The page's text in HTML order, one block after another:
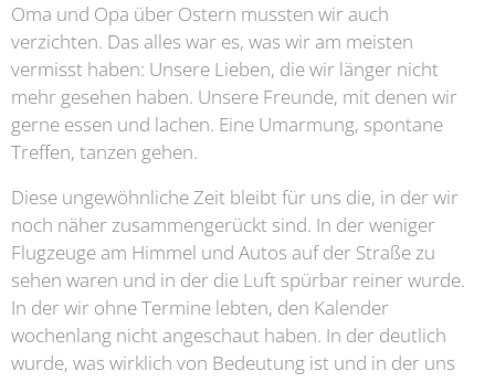
Oma und Opa über Ostern mussten wir auch
verzichten. Das alles war es, was wir am meisten
vermisst haben: Unsere Lieben, die wir länger nicht
mehr gesehen haben. Unsere Freunde, mit denen wir
gerne essen und lachen. Eine Umarmung, spontane
Treffen, tanzen gehen.
Diese ungewöhnliche Zeit bleibt für uns die, in der wir
noch näher zusammengerückt sind. In der weniger
Flugzeuge am Himmel und Autos auf der Straße zu
sehen waren und in der die Luft spürbar reiner wurde.
In der wir ohne Termine lebten, den Kalender
wochenlang nicht angeschaut haben. In der deutlich
wurde, was wirklich von Bedeutung ist und in der uns